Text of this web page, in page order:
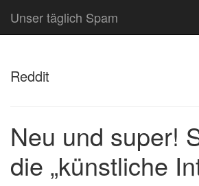
Unser täglich Spam
Reddit
Neu und super!
die „künstliche